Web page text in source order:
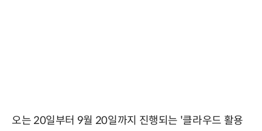
오는 20일부터 9월 20일까지 진행되는 '클라우드 활용